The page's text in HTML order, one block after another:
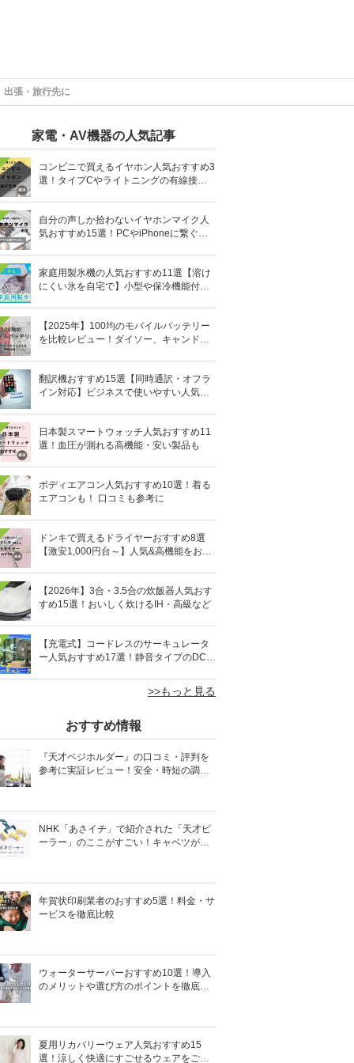
出張・旅行先に
家電・AV機器の人気記事
コンビニで買えるイヤホン人気おすすめ3
選！タイプCやライトニングの有線接続
自分の声しか拾わないイヤホンマイク人
気おすすめ15選！PCやiPhoneに繋ぐ有
家庭用製氷機の人気おすすめ11選【溶け
にくい氷を自宅で】小型や保冷機能付き
【2025年】100均のモバイルバッテリー
を比較レビュー！ダイソー、キャンドゥ
翻訳機おすすめ15選【同時通訳・オフラ
イン対応】ビジネスで使いやすい人気の
日本製スマートウォッチ人気おすすめ11
選！血圧が測れる高機能・安い製品も
ボディエアコン人気おすすめ10選！着る
エアコンも！ 口コミも参考に
ドンキで買えるドライヤーおすすめ8選
【激安1,000円台～】人気&高機能をお得
【2026年】3合・3.5合の炊飯器人気おす
すめ15選！おいしく炊けるIH・高級など
【充電式】コードレスのサーキュレータ
ー人気おすすめ17選！静音タイプのDCモ
>>もっと見る
おすすめ情報
『天才ベジホルダー』の口コミ・評判を
参考に実証レビュー！安全・時短の調理
NHK「あさイチ」で紹介された「天才ピ
ーラー」のここがすごい！キャベツがほ
年賀状印刷業者のおすすめ5選！料金・サ
ービスを徹底比較
ウォーターサーバーおすすめ10選！導入
のメリットや選び方のポイントを徹底解
夏用リカバリーウェア人気おすすめ15
選！涼しく快適にすごせるウェアをご紹